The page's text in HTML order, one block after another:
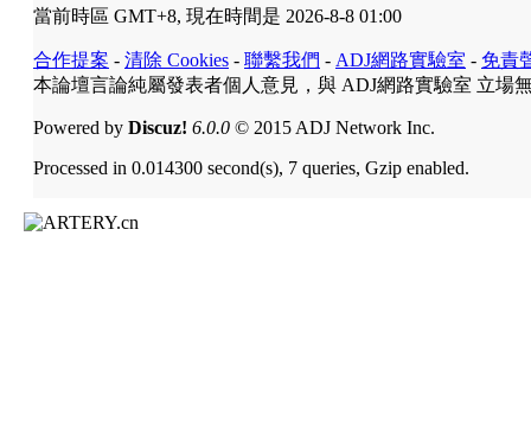
當前時區 GMT+8, 現在時間是 2026-8-8 01:00
合作提案 - 清除 Cookies - 聯繫我們 - ADJ網路實驗室 - 免責
本論壇言論純屬發表者個人意見，與 ADJ網路實驗室 立場
Powered by Discuz! 6.0.0 © 2015 ADJ Network Inc.
Processed in 0.014300 second(s), 7 queries, Gzip enabled.